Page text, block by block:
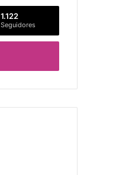
1.122
Seguidores